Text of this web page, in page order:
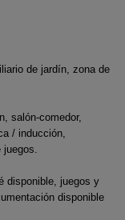
de jardín, zona de
salón-comedor,
/ inducción,
juegos.
disponible, juegos y
disponible